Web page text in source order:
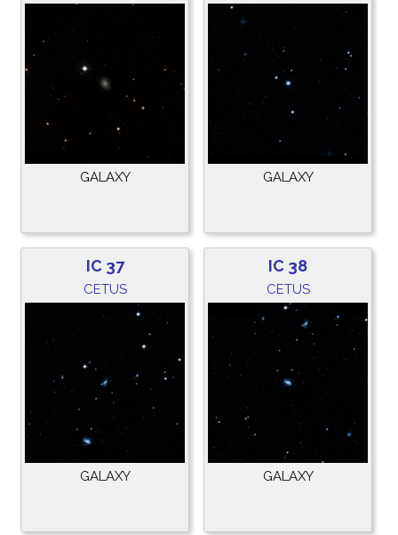
GALAXY GALAXY
IC 37
CETUS
GALAXY
IC 38
CETUS
GALAXY